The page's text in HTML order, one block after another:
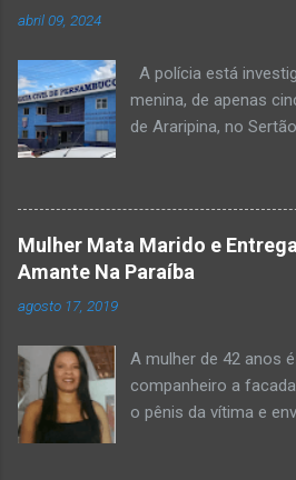
abril 09, 2024
A polícia está
menina, de apenas
de Araripina, no
morte a esclarecer”.
feira (8), foi acionada
possível ocorrência
na UPA da cidade,
vítima estava com um
e desnutrição, além
e vaginal. Os pais
sinais de mal-estar.
Mulher Mata Marido e
Amante Na Paraíba
agosto 17, 2019
A mulher de 42 anos
companheiro a
o pênis da vítima e
da Paraíba. De